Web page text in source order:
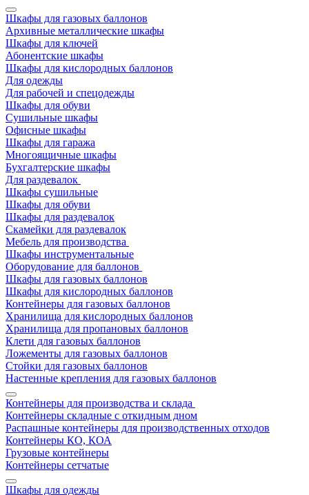
Шкафы для газовых баллонов
Архивные металлические шкафы
Шкафы для ключей
Абонентские шкафы
Шкафы для кислородных баллонов
Для одежды
Для рабочей и спецодежды
Шкафы для обуви
Сушильные шкафы
Офисные шкафы
Шкафы для гаража
Многоящичные шкафы
Бухгалтерские шкафы
Для раздевалок
Шкафы сушильные
Шкафы для обуви
Шкафы для раздевалок
Скамейки для раздевалок
Мебель для производства
Шкафы инструментальные
Оборудование для баллонов
Шкафы для газовых баллонов
Шкафы для кислородных баллонов
Контейнеры для газовых баллонов
Хранилища для кислородных баллонов
Хранилища для пропановых баллонов
Клети для газовых баллонов
Ложементы для газовых баллонов
Стойки для газовых баллонов
Настенные крепления для газовых баллонов
Контейнеры для производства и склада
Контейнеры складные с откидным дном
Распашные контейнеры для производственных отходов
Контейнеры КО, КОА
Грузовые контейнеры
Контейнеры сетчатые
Шкафы для одежды